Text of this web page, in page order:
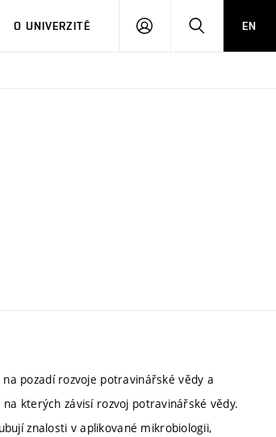
O UNIVERZITĚ
PŘIHLÁSIT HLEDATEN
pozadí rozvoje potravinářské vědy a
kterých závisí rozvoj potravinářské vědy.
znalosti v aplikované mikrobiologii,